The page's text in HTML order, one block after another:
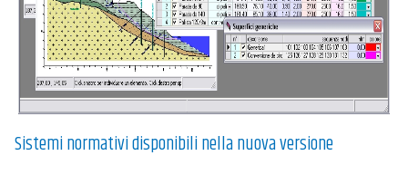
Sistemi normativi disponibili nella nuova versione